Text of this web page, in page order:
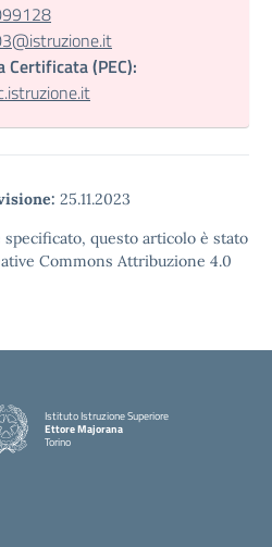
Certificata (PEC):
25.11.2023
questo articolo è stato
Commons Attribuzione 4.0
Istituto Istruzione Superiore
Ettore Majorana
Torino